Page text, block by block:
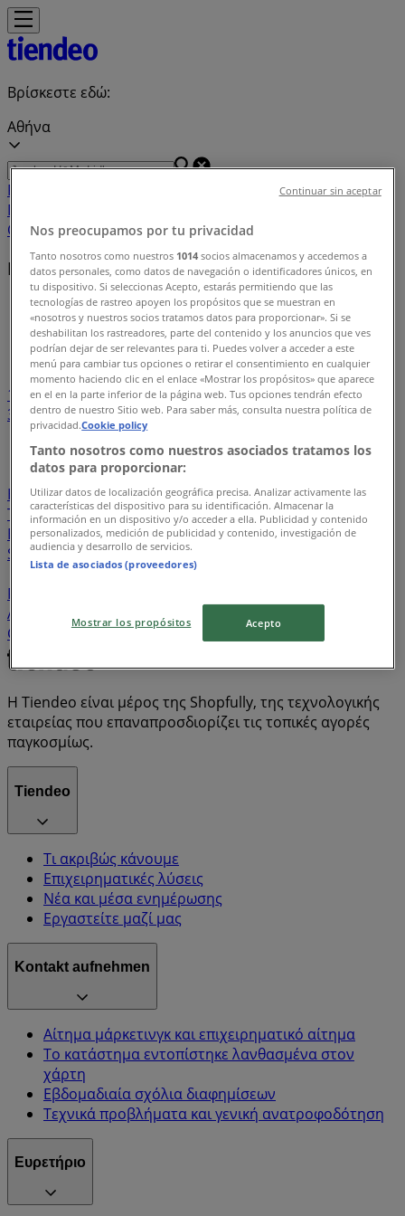
Βρίσκεστε εδώ:
Αθήνα
Featured Σπίτι & ΚήποςΠαιδιά &
Παιχνίδια
ΟμορφιάΕστιατόρια ΜηχανοκίνησηΤαξίδια
Ευρετήριο καταστημάτων
Tiendeo»
Ευρετήριο καταστημάτων
1
...
3
567
11
Fullah Sugah
Versus Travel
Homestores
Volkswagen Marasil Reebok
Puma
The Body Shop
expert Minerva iStorm Opel
DAY
Billy Sabbado
Vans OXFORD COMPANY
Roma Pizza
Smile Markets
AVON ORIFLAME
Ravenna
Camper Ήρα
Porcelana
About Shoes Outlet
Vitruvit
Camel Active
korres Trussardi The North Face
Η Tiendeo είναι μέρος της Shopfully, της τεχνολογικής
εταιρείας που επαναπροσδιορίζει τις τοπικές αγορές
παγκοσμίως.
Tiendeo
Τι ακριβώς κάνουμε
Επιχειρηματικές λύσεις
Νέα και μέσα ενημέρωσης
Εργαστείτε μαζί μας
Kontakt aufnehmen
Αίτημα μάρκετινγκ και επιχειρηματικό αίτημα
Το κατάστημα εντοπίστηκε λανθασμένα στον
χάρτη
Εβδομαδιαία σχόλια διαφημίσεων
Τεχνικά προβλήματα και γενική ανατροφοδότηση
Ευρετήριο
Nos preocupamos por tu privacidad
Tanto nosotros como nuestros 1014 socios almacenamos y accedemos a
datos personales, como datos de navegación o identificadores únicos, en
tu dispositivo. Si seleccionas Acepto, estarás permitiendo que las
tecnologías de rastreo apoyen los propósitos que se muestran en
«nosotros y nuestros socios tratamos datos para proporcionar». Si se
deshabilitan los rastreadores, parte del contenido y los anuncios que ves
podrían dejar de ser relevantes para ti. Puedes volver a acceder a este
menú para cambiar tus opciones o retirar el consentimiento en cualquier
momento haciendo clic en el enlace «Mostrar los propósitos» que aparece
en el en la parte inferior de la página web. Tus opciones tendrán efecto
dentro de nuestro Sitio web. Para saber más, consulta nuestra política de
privacidad.Cookie policy
Tanto nosotros como nuestros asociados tratamos los
datos para proporcionar:
Utilizar datos de localización geográfica precisa. Analizar activamente las
características del dispositivo para su identificación. Almacenar la
información en un dispositivo y/o acceder a ella. Publicidad y contenido
personalizados, medición de publicidad y contenido, investigación de
audiencia y desarrollo de servicios.
Lista de asociados (proveedores)
Mostrar los propósitos Acepto
Continuar sin aceptar